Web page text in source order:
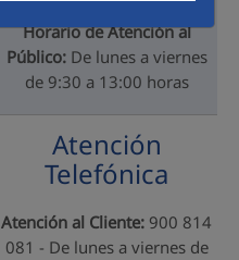
Horario de Atención al
Público:De lunes a viernes
de 9:30 a 13:00 horas
Atención
Telefónica
Atención al Cliente: 900 814
081 - De lunes a viernes de